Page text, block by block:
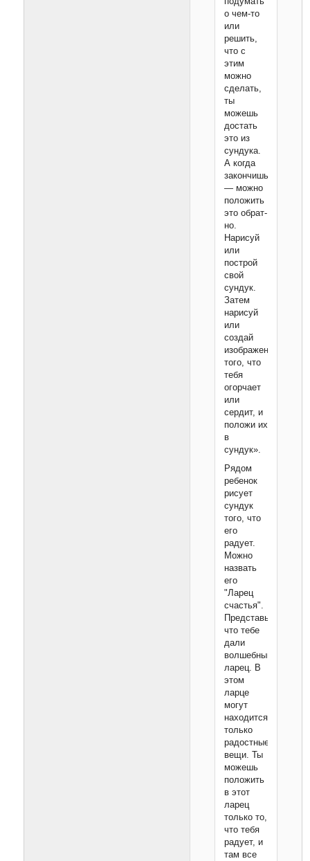
о чем-то
или
решить,
что с
этим
можно
сделать,
ты
можешь
достать
это из
сундука.
А когда
закончишь
— можно
положить
это обрат­
но.
Нарисуй
или
построй
свой
сундук.
Затем
нарисуй
или
создай
изображения
того, что
тебя
огорчает
или
сердит, и
положи их
в
сундук».
Рядом
ребенок
рисует
сундук
того, что
его
радует.
Можно
назвать
его
"Ларец
счастья".
Представь,
что тебе
дали
волшебный
ларец. В
этом
ларце
могут
находится
только
радостные
вещи. Ты
можешь
положить
в этот
ларец
только то,
что тебя
радует, и
там все